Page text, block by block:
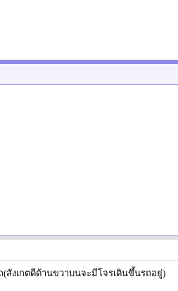
งเกตดีด้านขวาบนจะมีโจรเดินขึ้นรถอยู่)